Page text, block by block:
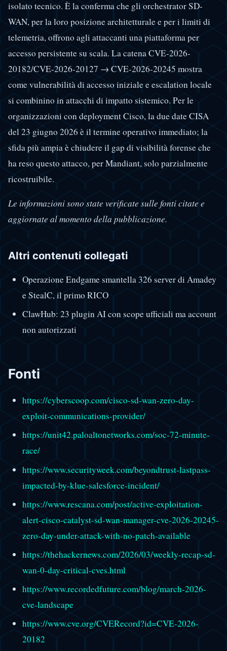
isolato tecnico. È la conferma che gli orchestrator SD-
WAN, per la loro posizione architetturale e per i limiti di
telemetria, offrono agli attaccanti una piattaforma per
accesso persistente su scala. La catena CVE-2026-
20182/CVE-2026-20127 → CVE-2026-20245 mostra
come vulnerabilità di accesso iniziale e escalation locale
si combinino in attacchi di impatto sistemico. Per le
organizzazioni con deployment Cisco, la due date CISA
del 23 giugno 2026 è il termine operativo immediato; la
sfida più ampia è chiudere il gap di visibilità forense che
ha reso questo attacco, per Mandiant, solo parzialmente
ricostruibile.
Le informazioni sono state verificate sulle fonti citate e
aggiornate al momento della pubblicazione.
Altri contenuti collegati
Operazione Endgame smantella 326 server di Amadey
e StealC, il primo RICO
ClawHub: 23 plugin AI con scope ufficiali ma account
non autorizzati
Fonti
https://cyberscoop.com/cisco-sd-wan-zero-day-
exploit-communications-provider/
https://unit42.paloaltonetworks.com/soc-72-minute-
race/
https://www.securityweek.com/beyondtrust-lastpass-
impacted-by-klue-salesforce-incident/
https://www.rescana.com/post/active-exploitation-
alert-cisco-catalyst-sd-wan-manager-cve-2026-20245-
zero-day-under-attack-with-no-patch-available
https://thehackernews.com/2026/03/weekly-recap-sd-
wan-0-day-critical-cves.html
https://www.recordedfuture.com/blog/march-2026-
cve-landscape
https://www.cve.org/CVERecord?id=CVE-2026-
20182